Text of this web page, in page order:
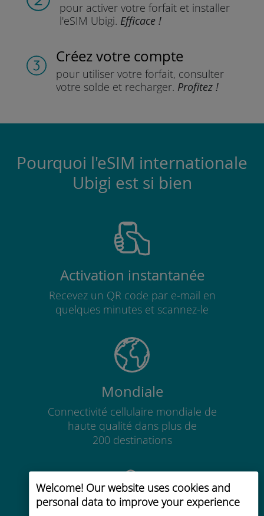
Welcome! Our website uses cookies and
personal data to improve your experience
pour activer votre forfaitet installer
l'eSIM Ubigi. Efficace !
Créez votre compte
pour utiliser votre forfait, consulter
votre solde et recharger. Profitez !
Pourquoi l'eSIM internationale
Ubigi est si bien
Activation instantanée
Recevez un QR code par e-mail en
quelques minutes et scannez-le
Mondiale
Connectivité cellulaire mondiale de
haute qualité dans plus de
200 destinations